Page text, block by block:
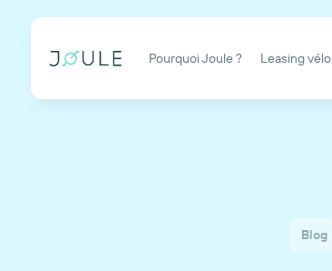
Pourquoi Joule ? Leasing vélo
Blog